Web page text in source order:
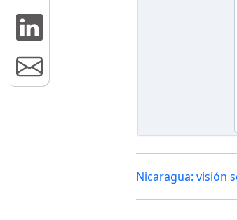
Nicaragua: visión